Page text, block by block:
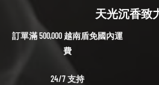
天光沉香致
訂單滿 500,000 越南盾免國內運
費
24/7 支持